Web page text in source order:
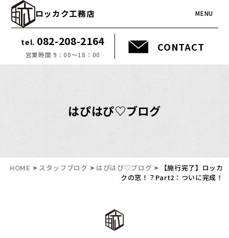
ロッカク工務店 MENU
tel. 082-208-2164
営業時間 9：00～18：00
CONTACT
はぴはぴ♡ブログ
HOME > スタッフブログ > はぴはぴ♡ブログ >
【施行完了】ロッカ
クの窓！？Part2：ついに完成！